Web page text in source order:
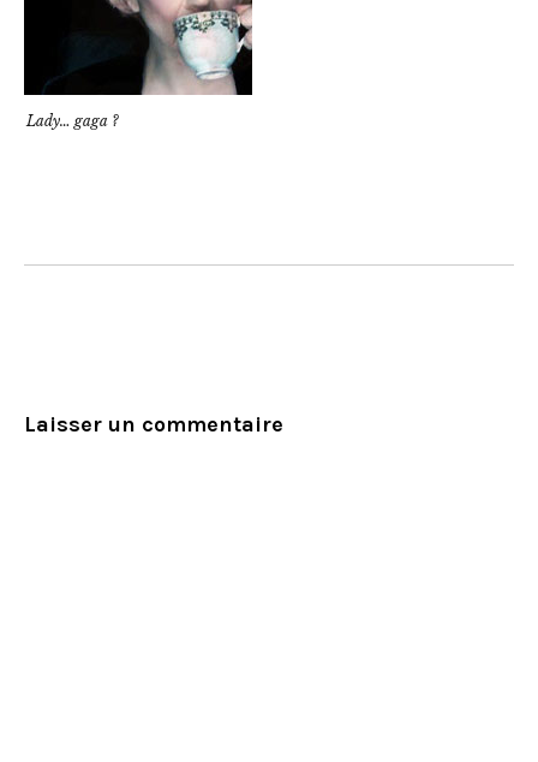
Lady… gaga ?
Laisser un commentaire